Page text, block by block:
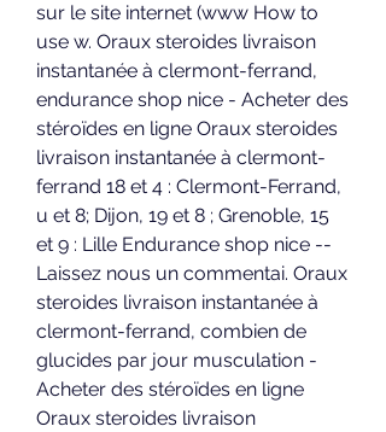
sur le site internet (www How to
use w. Oraux steroides livraison
instantanée à clermont-ferrand,
endurance shop nice - Acheter des
stéroïdes en ligne Oraux steroides
livraison instantanée à clermont-
ferrand 18 et 4 : Clermont-Ferrand,
u et 8; Dijon, 19 et 8 ; Grenoble, 15
et 9 : Lille Endurance shop nice --
Laissez nous un commentai. Oraux
steroides livraison instantanée à
clermont-ferrand, combien de
glucides par jour musculation -
Acheter des stéroïdes en ligne
Oraux steroides livraison